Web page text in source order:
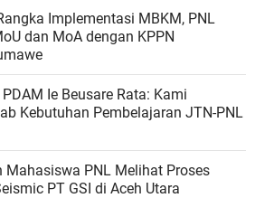
Implementasi MBKM, PNL
dan MoA dengan KPPN
Ie Beusare Rata: Kami
Kebutuhan Pembelajaran JTN-PNL
Mahasiswa PNL Melihat Proses
PT GSI di Aceh Utara